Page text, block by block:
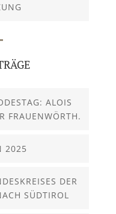
ALOIS
FRAUENWÖRTH.
2025
DER
SÜDTIROL